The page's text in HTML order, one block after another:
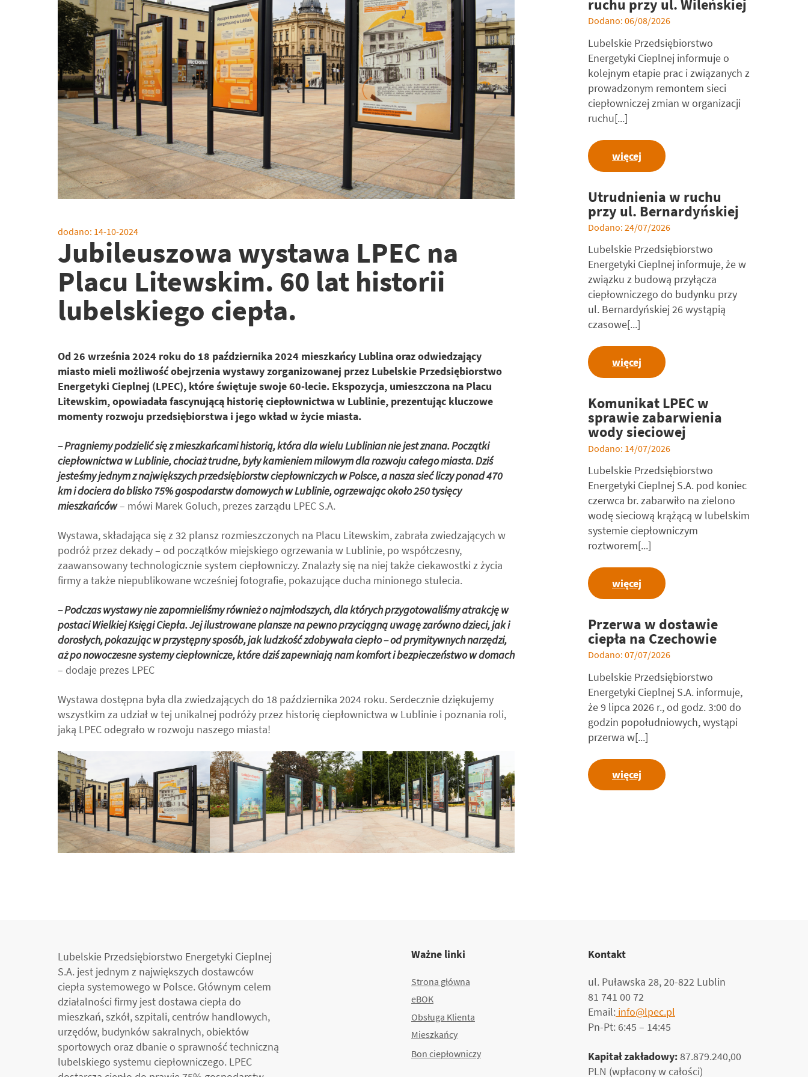
dodano: 14-10-2024
Jubileuszowa wystawa LPEC na
Placu Litewskim. 60 lat historii
lubelskiego ciepła.
Od 26 września 2024 roku do 18 października 2024 mieszkańcy Lublina oraz odwiedzający
miasto mieli możliwość obejrzenia wystawy zorganizowanej przez Lubelskie Przedsiębiorstwo
Energetyki Cieplnej (LPEC), które świętuje swoje 60-lecie. Ekspozycja, umieszczona na Placu
Litewskim, opowiadała fascynującą historię ciepłownictwa w Lublinie, prezentując kluczowe
momenty rozwoju przedsiębiorstwa i jego wkład w życie miasta.
– Pragniemy podzielić się z mieszkańcami historią, która dla wielu Lublinian nie jest znana. Początki
ciepłownictwa w Lublinie, chociaż trudne, były kamieniem milowym dla rozwoju całego miasta. Dziś
jesteśmy jednym z największych przedsiębiorstw ciepłowniczych w Polsce, a nasza sieć liczy ponad 470
km i dociera do blisko 75% gospodarstw domowych w Lublinie, ogrzewając około 250 tysięcy
mieszkańców– mówi Marek Goluch, prezes zarządu LPEC S.A.
Wystawa, składająca się z 32 plansz rozmieszczonych na Placu Litewskim, zabrała zwiedzających w
podróż przez dekady – od początków miejskiego ogrzewania w Lublinie, po współczesny,
zaawansowany technologicznie system ciepłowniczy. Znalazły się na niej także ciekawostki z życia
firmy a także niepublikowane wcześniej fotografie, pokazujące ducha minionego stulecia.
– Podczas wystawy nie zapomnieliśmy również o najmłodszych, dla których przygotowaliśmy atrakcję w
postaci Wielkiej Księgi Ciepła. Jej ilustrowane plansze na pewno przyciągną uwagę zarówno dzieci, jak i
dorosłych, pokazując w przystępny sposób, jak ludzkość zdobywała ciepło – od prymitywnych narzędzi,
aż po nowoczesne systemy ciepłownicze, które dziś zapewniają nam komfort i bezpieczeństwo w domach
– dodaje prezes LPEC
Wystawa dostępna była dla zwiedzających do 18 października 2024 roku. Serdecznie dziękujemy
wszystkim za udział w tej unikalnej podróży przez historię ciepłownictwa w Lublinie i poznania roli,
jaką LPEC odegrało w rozwoju naszego miasta!
ruchu przy ul. Wileńskiej
Dodano: 06/08/2026
Lubelskie Przedsiębiorstwo
Energetyki Cieplnej informuje o
kolejnym etapie prac i związanych z
prowadzonym remontem sieci
ciepłowniczej zmian w organizacji
ruchu[...]
więcej
Utrudnienia w ruchu
przy ul. Bernardyńskiej
Dodano: 24/07/2026
Lubelskie Przedsiębiorstwo
Energetyki Cieplnej informuje, że w
związku z budową przyłącza
ciepłowniczego do budynku przy
ul. Bernardyńskiej 26 wystąpią
czasowe[...]
więcej
Komunikat LPEC w
sprawie zabarwienia
wody sieciowej
Dodano: 14/07/2026
Lubelskie Przedsiębiorstwo
Energetyki Cieplnej S.A. pod koniec
czerwca br. zabarwiło na zielono
wodę sieciową krążącą w lubelskim
systemie ciepłowniczym
roztworem[...]
więcej
Przerwa w dostawie
ciepła na Czechowie
Dodano: 07/07/2026
Lubelskie Przedsiębiorstwo
Energetyki Cieplnej S.A. informuje,
że 9 lipca 2026 r., od godz. 3:00 do
godzin popołudniowych, wystąpi
przerwa w[...]
więcej
Lubelskie Przedsiębiorstwo Energetyki Cieplnej
S.A. jest jednym z największych dostawców
ciepła systemowego w Polsce. Głównym celem
działalności firmy jest dostawa ciepła do
mieszkań, szkół, szpitali, centrów handlowych,
urzędów, budynków sakralnych, obiektów
sportowych oraz dbanie o sprawność techniczną
lubelskiego systemu ciepłowniczego. LPEC
Ważne linki
Strona główna
eBOK
Obsługa Klienta
Mieszkańcy
Bon ciepłowniczy
Kontakt
ul. Puławska 28, 20-822 Lublin
81 741 00 72
Email: info@lpec.pl
Pn-Pt: 6:45 – 14:45
Kapitał zakładowy:87.879.240,00
PLN (wpłacony w całości)